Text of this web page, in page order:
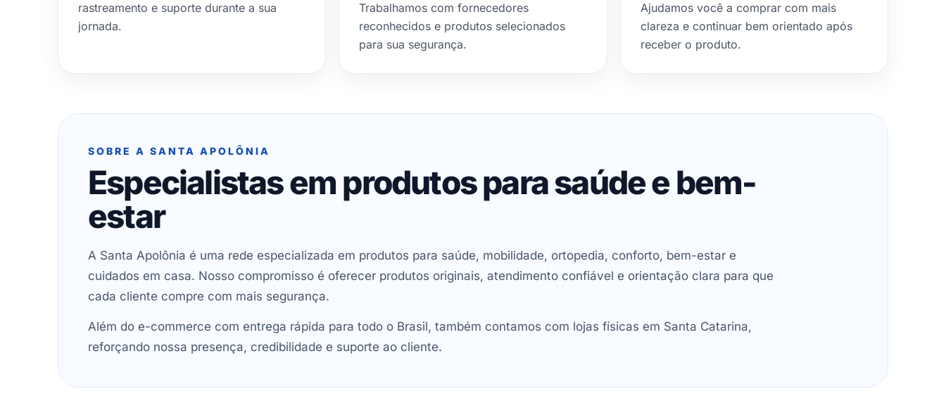
rastreamento e suporte durante a sua
jornada.
Trabalhamos com fornecedores
reconhecidos e produtos selecionados
para sua segurança.
Ajudamos você a comprar com mais
clareza e continuar bem orientado após
receber o produto.
SOBRE A SANTA APOLÔNIA
Especialistas em produtos para saúde e bem-
estar
A Santa Apolônia é uma rede especializada em produtos para saúde, mobilidade, ortopedia, conforto, bem-estar e
cuidados em casa. Nosso compromisso é oferecer produtos originais, atendimento confiável e orientação clara para que
cada cliente compre com mais segurança.
Além do e-commerce com entrega rápida para todo o Brasil, também contamos com lojas físicas em Santa Catarina,
reforçando nossa presença, credibilidade e suporte ao cliente.